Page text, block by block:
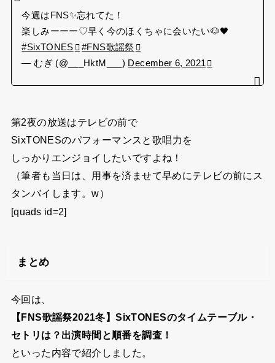
今週はFNS✨忘れてた！
楽しみーーー♡早く今のほくちゃに会いたい🐶🖤
#SixTONES
#FNS歌謡祭
— むぎ (@___HktM___) December 6, 2021
第2夜の放送はテレビの前で
SixTONESのパフォーマンスと歌唱力を
しっかりエンジョイしたいですよね！
（筆者も当日は、用事を済ませて早めにテレビの前にス
タンバイします。w）
[quads id=2]
まとめ
今回は、
【FNS歌謡祭2021冬】SixTONESのタイムテーブル・
セトリは？出演時間と順番を調査！
といった内容で紹介しました。